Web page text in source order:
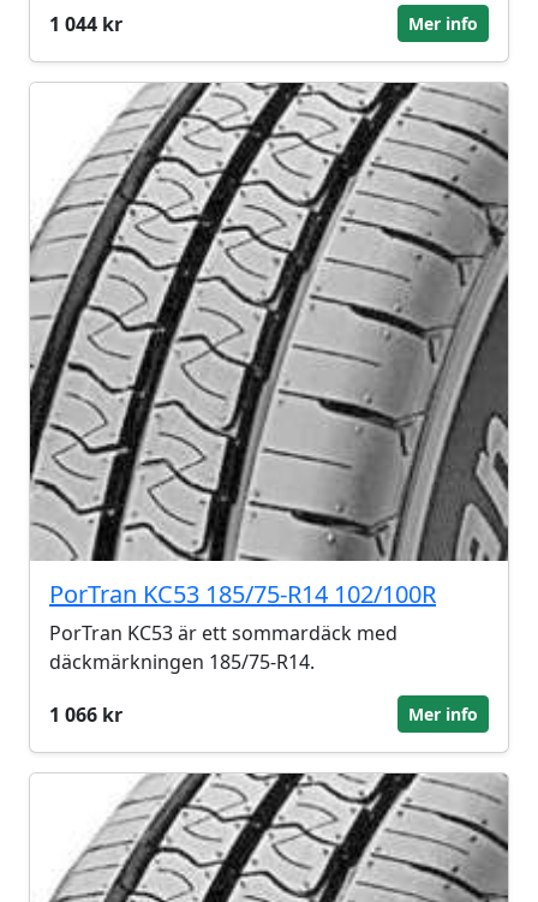
1 044 kr
Mer info
PorTran KC53 185/75-R14 102/100R
PorTran KC53 är ett sommardäck med
däckmärkningen 185/75-R14.
1 066 kr
Mer info